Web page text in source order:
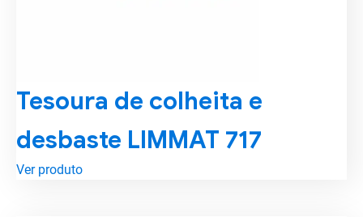
Tesoura de colheita e
desbaste LIMMAT 717
Ver produto